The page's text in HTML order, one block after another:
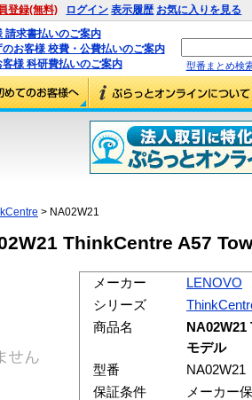
登録(無料) ログイン 表示履歴 お気に入りを見る
請求書払いのご案内
お客様 校費・公費払いのご案内
様 科研費払いのご案内
型番まとめ検
> NA02W21
ThinkCentre A57
メーカー
LENOVO
シリーズ
商品名
NA02W21
モデル
型番
NA02W21
保証条件
メーカー